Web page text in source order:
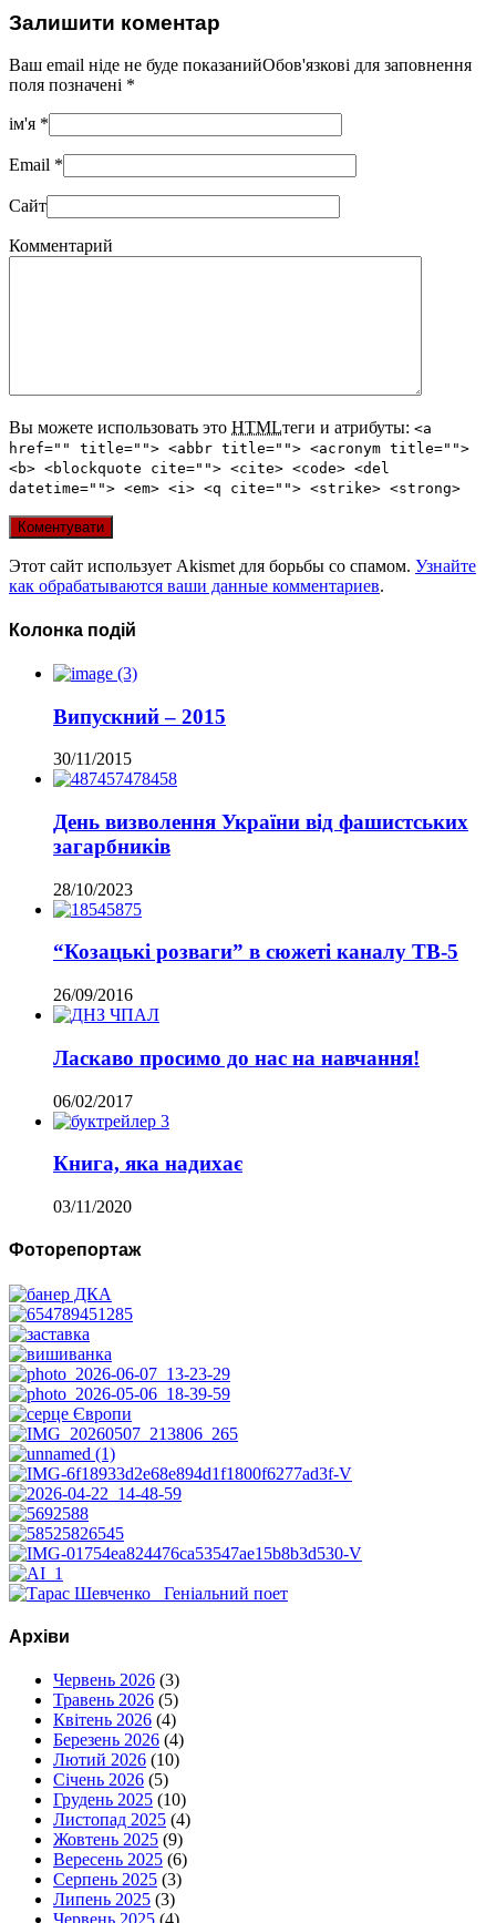
Залишити коментар
Ваш email ніде не буде показанийОбов'язкові для заповнення
поля позначені *
ім'я *
Email *
Сайт
Комментарий
Вы можете использовать это HTMLтеги и атрибуты: <a
href="" title=""> <abbr title=""> <acronym title="">
<b> <blockquote cite=""> <cite> <code> <del
datetime=""> <em> <i> <q cite=""> <strike> <strong>
Этот сайт использует Akismet для борьбы со спамом. Узнайте
как обрабатываются ваши данные комментариев.
Колонка подій
Випускний – 2015
30/11/2015
День визволення України від фашистських
загарбників
28/10/2023
“Козацькі розваги” в сюжеті каналу ТВ-5
26/09/2016
Ласкаво просимо до нас на навчання!
06/02/2017
Книга, яка надихає
03/11/2020
Фоторепортаж
Архіви
Червень 2026 (3)
Травень 2026 (5)
Квітень 2026 (4)
Березень 2026 (4)
Лютий 2026 (10)
Січень 2026 (5)
Грудень 2025 (10)
Листопад 2025 (4)
Жовтень 2025 (9)
Вересень 2025 (6)
Серпень 2025 (3)
Липень 2025 (3)
Червень 2025 (4)